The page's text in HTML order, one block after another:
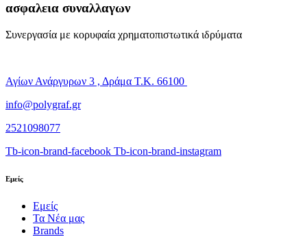
ασφαλεια συναλλαγων
Συνεργασία με κορυφαία χρηματοπιστωτικά ιδρύματα
Αγίων Ανάργυρων 3 , Δράμα Τ.Κ. 66100
info@polygraf.gr
2521098077
Tb-icon-brand-facebook Tb-icon-brand-instagram
Εμείς
Εμείς
Τα Νέα μας
Brands